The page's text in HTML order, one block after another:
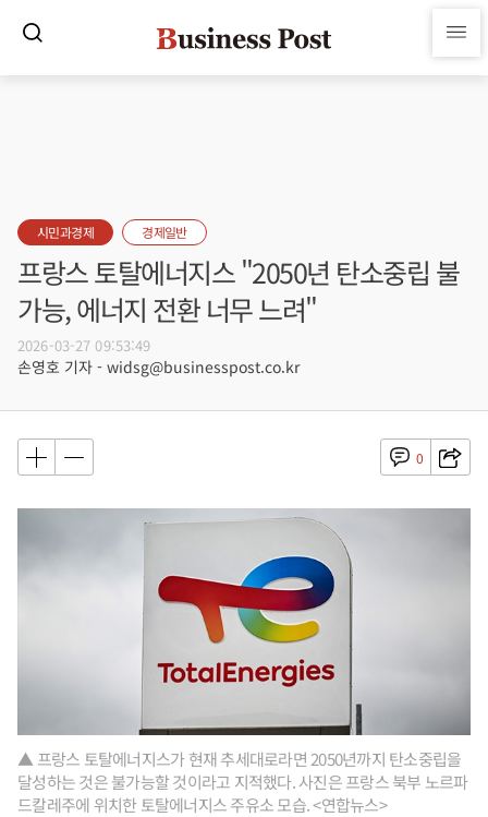
시민과경제 경제일반
프랑스 토탈에너지스 "2050년 탄소중립 불
가능, 에너지 전환 너무 느려"
2026-03-27 09:53:49
손영호 기자 - widsg@businesspost.co.kr
0
▲ 프랑스 토탈에너지스가 현재 추세대로라면 2050년까지 탄소중립을
달성하는 것은 불가능할 것이라고 지적했다. 사진은 프랑스 북부 노르파
드칼레주에 위치한 토탈에너지스 주유소 모습. <연합뉴스>